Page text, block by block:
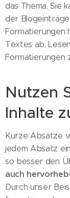
das Thema. Sie
der
Formatierungen
Textes ab.
Formatierungen
Nutzen
Inhalte
Kurze Absätze
jedem Absatz
so besser den
auch
Durch unser